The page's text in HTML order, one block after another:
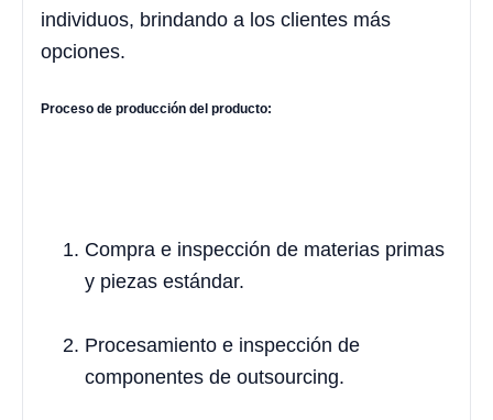
individuos, brindando a los clientes más
opciones.
Proceso de producción del producto:
Compra e inspección de materias primas
y piezas estándar.
Procesamiento e inspección de
componentes de outsourcing.